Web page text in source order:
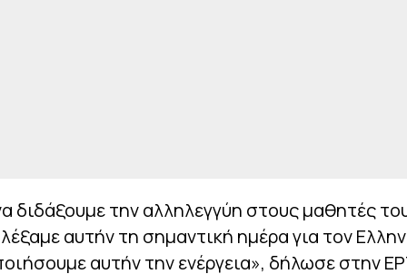
διδάξουμε την αλληλεγγύη στους μαθητές
αυτήν τη σημαντική ημέρα για τον
αυτήν την ενέργεια», δήλωσε στην